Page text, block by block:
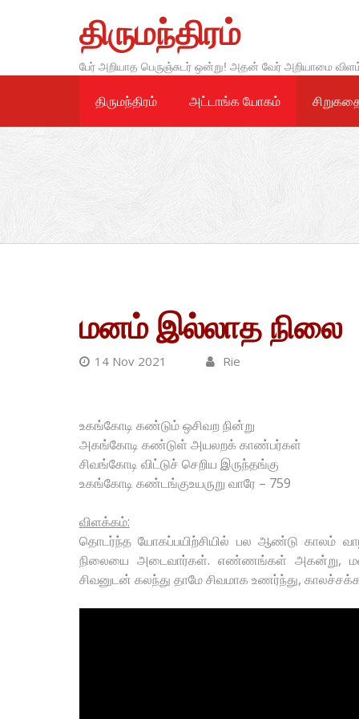
திருமந்திரம்
பேர் அறியாத பெருஞ்சுடர் ஒன்று! அதன் வேர் அறியாமை
திருமந்திரம் அட்டாங்க யோகம்
மனம் இல்லாத நிலை
14 Nov 2021 Rie
உகங்கோடி கண்டும் ஒசிவற நின்று
அகங்கோடி கண்டுள் அயலறக் காண்பர்கள்
சிவங்கோடி விட்டுச் செறிய இருந்தங்கு
உகங்கோடி கண்டங்குஉயருறு வாரே – 759
விளக்கம்:
தொடர்ந்த யோகப்பயிற்சியில் பல ஆண்டு காலம்
நிலையை அடைவார்கள். எண்ணங்கள் அகன்று, மனம்
சிவனுடன் கலந்து தாமே சிவமாக உணர்ந்து,